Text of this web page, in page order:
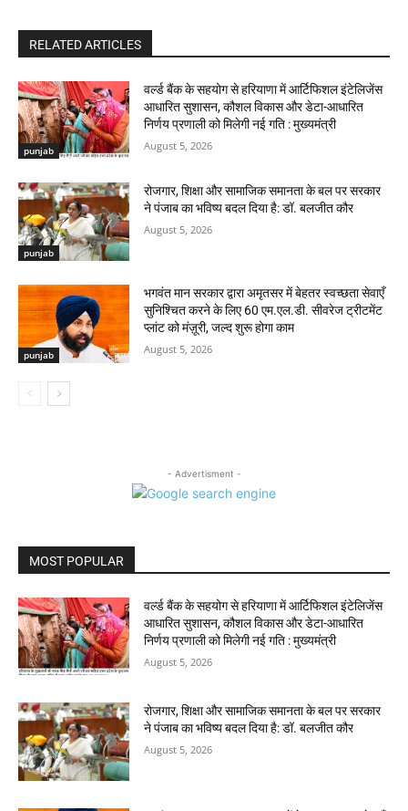
RELATED ARTICLES
punjab
वर्ल्ड बैंक के सहयोग से हरियाणा में आर्टिफिशल इंटेलिजेंस
आधारित सुशासन, कौशल विकास और डेटा-आधारित
निर्णय प्रणाली को मिलेगी नई गति : मुख्यमंत्री
August 5, 2026
punjab
रोजगार, शिक्षा और सामाजिक समानता के बल पर सरकार
ने पंजाब का भविष्य बदल दिया है: डॉ. बलजीत कौर
August 5, 2026
punjab
भगवंत मान सरकार द्वारा अमृतसर में बेहतर स्वच्छता सेवाएँ
सुनिश्चित करने के लिए 60 एम.एल.डी. सीवरेज ट्रीटमेंट
प्लांट को मंज़ूरी, जल्द शुरू होगा काम
August 5, 2026
- Advertisment -
MOST POPULAR
वर्ल्ड बैंक के सहयोग से हरियाणा में आर्टिफिशल इंटेलिजेंस
आधारित सुशासन, कौशल विकास और डेटा-आधारित
निर्णय प्रणाली को मिलेगी नई गति : मुख्यमंत्री
August 5, 2026
रोजगार, शिक्षा और सामाजिक समानता के बल पर सरकार
ने पंजाब का भविष्य बदल दिया है: डॉ. बलजीत कौर
August 5, 2026